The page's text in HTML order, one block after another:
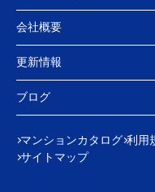
会社概要
更新情報
ブログ
マンションカタログ 利用
サイトマップ